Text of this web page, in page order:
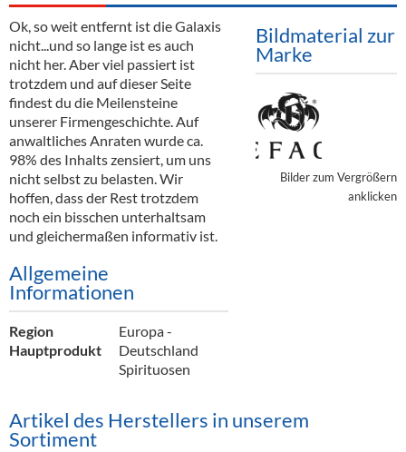
Unser Team
Kontakt
Gastronomie
Großhandel
Innovation - Die Neue Art des Bierzapfens
"DroughtMaster"
Neuigkeiten
Termine
Weine & Schaumwein
Sirup
Spirituosen
Bier
Alkoholfreie Getränke
Öle & Küchenartikel
Kaffee
Barzubehör
Verpackung
DIENSTLEISTUNGEN
Kommisionskauf & Lieferbedingungen
Fremddienstleistungen
Ok, so weit entfernt ist die Galaxis
nicht...und so lange ist es auch
nicht her. Aber viel passiert ist
trotzdem und auf dieser Seite
findest du die Meilensteine
unserer Firmengeschichte. Auf
anwaltliches Anraten wurde ca.
98% des Inhalts zensiert, um uns
nicht selbst zu belasten. Wir
hoffen, dass der Rest trotzdem
noch ein bisschen unterhaltsam
und gleichermaßen informativ ist.
Allgemeine
Informationen
Region
Europa -
Deutschland
Hauptprodukt
Spirituosen
Bildmaterial zur
Marke
Bilder zum Vergrößern
anklicken
Artikel des Herstellers in unserem
Sortiment